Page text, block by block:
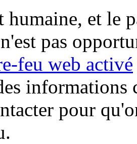
humaine, et le
pas
feu web activé
informations
pour